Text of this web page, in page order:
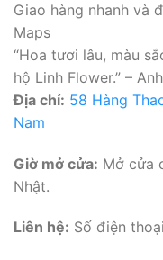
Giao hàng nhanh và
Maps
“Hoa tươi lâu, màu
hộ Linh Flower.” –
Địa chỉ: 58 Hàng
Nam
Giờ mở cửa: Mở cửa
Nhật.
Liên hệ: Số điện